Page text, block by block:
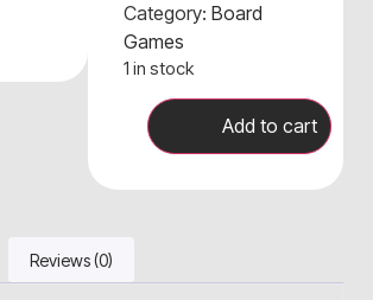
Category: Board
Games
1 in stock
Add to cart
Reviews (0)